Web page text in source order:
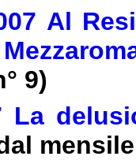
Al
9)
La